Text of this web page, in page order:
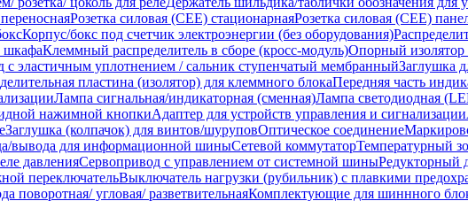
Розетка силовая (CEE) стационарнаяРозетка силовая (CEE)
Корпус/бокс под счетчик электроэнергии (без оборудования)
шкафаКлеммный распределитель в сборе (кросс-модуль)Опорный изолятор
с эластичным уплотнением / сальник ступенчатый мембранныйЗаглушка
пластина (изолятор) для клеммного блокаПередняя часть
Лампа сигнальная/индикаторная (сменная)Лампа светодиодная
нажимной кнопкиАдаптер для устройств управления и сигнализации
Заглушка (колпачок) для винтов/шуруповОптическое соединение
вывода для информационной шиныСетевой коммутаторТемпературный
давленияСервопривод с управлением от системной шиныРедукторный
переключательВыключатель нагрузки (рубильник) с плавкими
поворотная/ угловая/ разветвительнаяКомплектующие для шиннного